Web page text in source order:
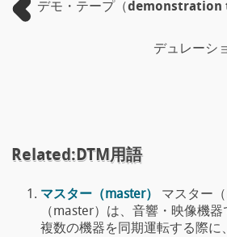
デモ・テープ（demonstration
デュレーシ
Related:DTM用語
マスター（master）
マスター
（master）は、音響・映像機器
複数の機器を同期運転する際に